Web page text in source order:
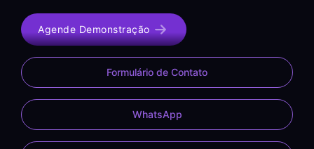
Agende Demonstração
Formulário de Contato
WhatsApp